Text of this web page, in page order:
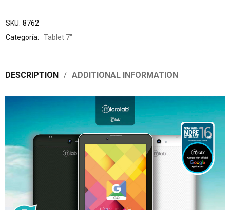
SKU: 8762
Categoría:
Tablet 7"
DESCRIPTION ADDITIONAL INFORMATION